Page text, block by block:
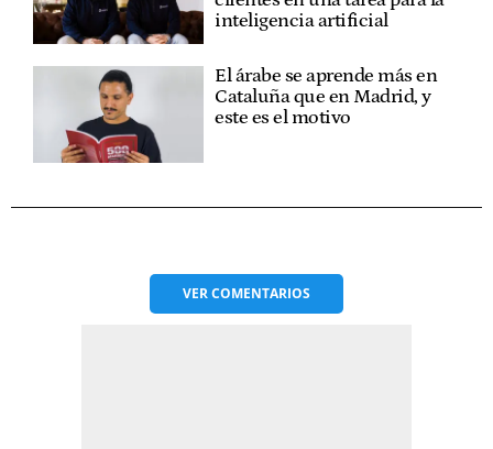
inteligencia artificial
El árabe se aprende más en
Cataluña que en Madrid, y
este es el motivo
VERCOMENTARIOS